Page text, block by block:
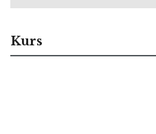
Kurs